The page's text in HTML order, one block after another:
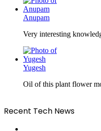
Anupam
Very interesting
Yugesh
Oil of this plant flower
Recent Tech News